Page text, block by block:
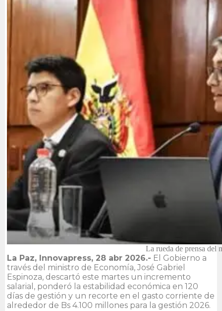
La rueda de prensa del
La Paz, Innovapress, 28 abr 2026.- El Gobierno a
través del ministro de Economía, José Gabriel
Espinoza, descartó este martes un incremento
salarial, ponderó la estabilidad económica en 120
días de gestión y un recorte en el gasto corriente de
alrededor de Bs 4.100 millones para la gestión 2026.